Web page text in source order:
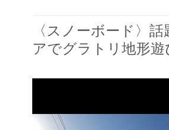
〈スノーボード〉
アでグラトリ地形